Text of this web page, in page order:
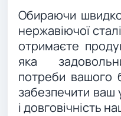
Обираючи
нержавіючої
отримаєте
яка
потреби вашого
забезпечити ваш
і довговічність